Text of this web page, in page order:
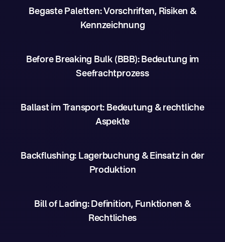
Begaste Paletten: Vorschriften, Risiken &
Kennzeichnung
Before Breaking Bulk (BBB): Bedeutung im
Seefrachtprozess
Ballast im Transport: Bedeutung & rechtliche
Aspekte
Backflushing: Lagerbuchung & Einsatz in der
Produktion
Bill of Lading: Definition, Funktionen &
Rechtliches